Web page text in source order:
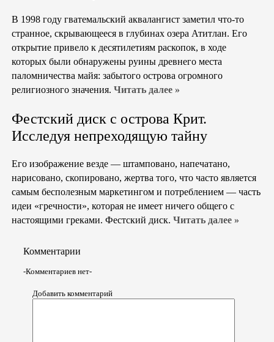
В 1998 году гватемальский аквалангист заметил что-то
странное, скрывающееся в глубинах озера Атитлан. Его
открытие привело к десятилетиям раскопок, в ходе
которых были обнаружены руины древнего места
паломничества майя: забытого острова огромного
религиозного значения. Читать далее »
Фестский диск с острова Крит.
Исследуя непреходящую тайну
Его изображение везде — штамповано, напечатано,
нарисовано, скопировано, жертва того, что часто является
самым бесполезным маркетингом и потреблением — часть
идеи «гречности», которая не имеет ничего общего с
настоящими греками. Фестский диск. Читать далее »
Комментарии
-Комментариев нет-
Добавить комментарий